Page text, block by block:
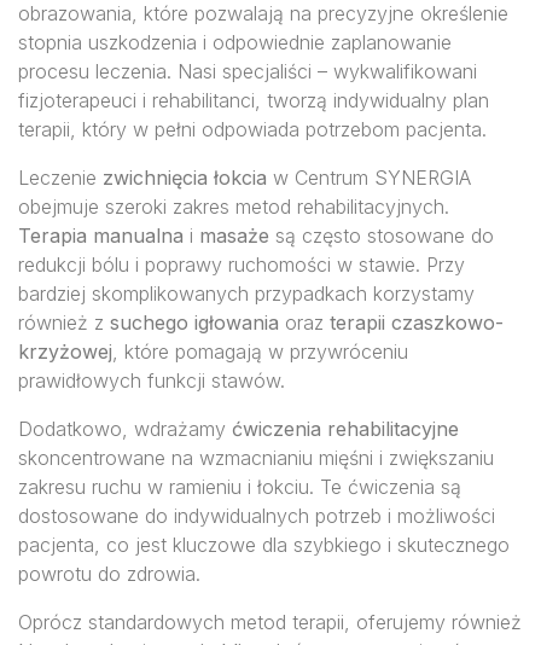
obrazowania, które pozwalają na precyzyjne określenie
stopnia uszkodzenia i odpowiednie zaplanowanie
procesu leczenia. Nasi specjaliści – wykwalifikowani
fizjoterapeuci i rehabilitanci, tworzą indywidualny plan
terapii, który w pełni odpowiada potrzebom pacjenta.
Leczenie zwichnięcia łokcia w Centrum SYNERGIA
obejmuje szeroki zakres metod rehabilitacyjnych.
Terapia manualna i masaże są często stosowane do
redukcji bólu i poprawy ruchomości w stawie. Przy
bardziej skomplikowanych przypadkach korzystamy
również z suchego igłowania oraz terapii czaszkowo-
krzyżowej, które pomagają w przywróceniu
prawidłowych funkcji stawów.
Dodatkowo, wdrażamy ćwiczenia rehabilitacyjne
skoncentrowane na wzmacnianiu mięśni i zwiększaniu
zakresu ruchu w ramieniu i łokciu. Te ćwiczenia są
dostosowane do indywidualnych potrzeb i możliwości
pacjenta, co jest kluczowe dla szybkiego i skutecznego
powrotu do zdrowia.
Oprócz standardowych metod terapii, oferujemy również